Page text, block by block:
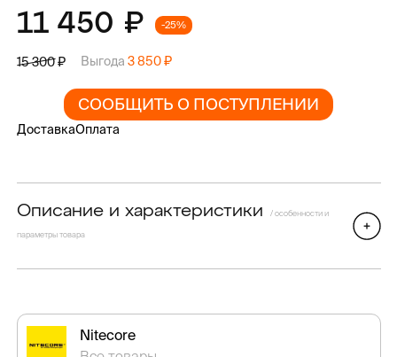
11 450 -25%
15 300 Выгода 3 850
СООБЩИТЬ О ПОСТУПЛЕНИИ
ДоставкаОплата
Описание и характеристики / особенности и
параметры товара
Nitecore